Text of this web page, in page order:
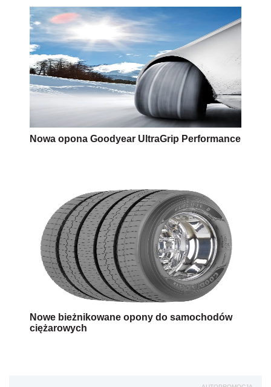
Nowa opona Goodyear UltraGrip Performance
Nowe bieżnikowane opony do samochodów
ciężarowych